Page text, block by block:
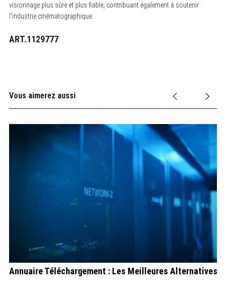
visionnage plus sûre et plus fiable, contribuant également à soutenir
l’industrie cinématographique.
ART.1129777
Vous aimerez aussi
Annuaire Téléchargement : Les Meilleures Alternatives